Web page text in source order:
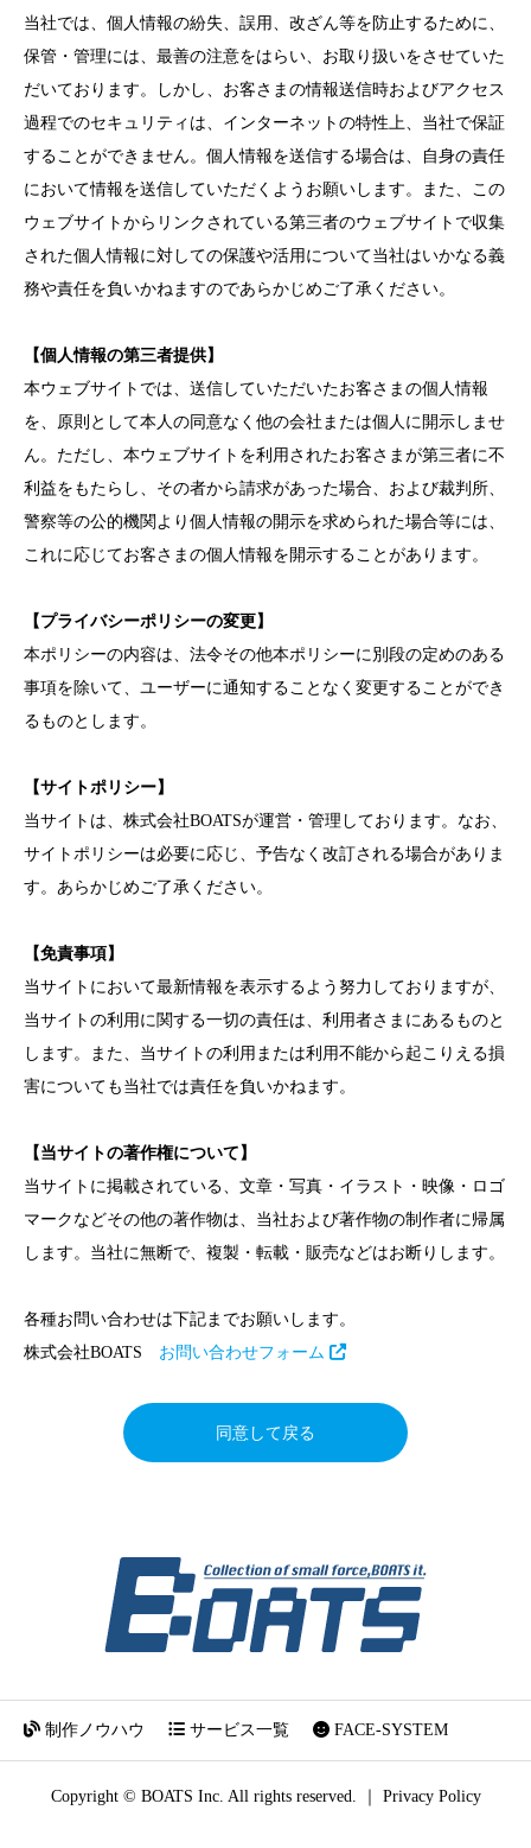
当社では、個人情報の紛失、誤用、改ざん等を防止するために、
保管・管理には、最善の注意をはらい、お取り扱いをさせていた
だいております。しかし、お客さまの情報送信時およびアクセス
過程でのセキュリティは、インターネットの特性上、当社で保証
することができません。個人情報を送信する場合は、自身の責任
において情報を送信していただくようお願いします。また、この
ウェブサイトからリンクされている第三者のウェブサイトで収集
された個人情報に対しての保護や活用について当社はいかなる義
務や責任を負いかねますのであらかじめご了承ください。
【個人情報の第三者提供】
本ウェブサイトでは、送信していただいたお客さまの個人情報
を、原則として本人の同意なく他の会社または個人に開示しませ
ん。ただし、本ウェブサイトを利用されたお客さまが第三者に不
利益をもたらし、その者から請求があった場合、および裁判所、
警察等の公的機関より個人情報の開示を求められた場合等には、
これに応じてお客さまの個人情報を開示することがあります。
【プライバシーポリシーの変更】
本ポリシーの内容は、法令その他本ポリシーに別段の定めのある
事項を除いて、ユーザーに通知することなく変更することができ
るものとします。
【サイトポリシー】
当サイトは、株式会社BOATSが運営・管理しております。なお、
サイトポリシーは必要に応じ、予告なく改訂される場合がありま
す。あらかじめご了承ください。
【免責事項】
当サイトにおいて最新情報を表示するよう努力しておりますが、
当サイトの利用に関する一切の責任は、利用者さまにあるものと
します。また、当サイトの利用または利用不能から起こりえる損
害についても当社では責任を負いかねます。
【当サイトの著作権について】
当サイトに掲載されている、文章・写真・イラスト・映像・ロゴ
マークなどその他の著作物は、当社および著作物の制作者に帰属
します。当社に無断で、複製・転載・販売などはお断りします。
各種お問い合わせは下記までお願いします。
株式会社BOATS お問い合わせフォーム
同意して戻る
制作ノウハウ サービス一覧 FACE-SYSTEM
Copyright © BOATS Inc. All rights reserved. ｜ Privacy Policy